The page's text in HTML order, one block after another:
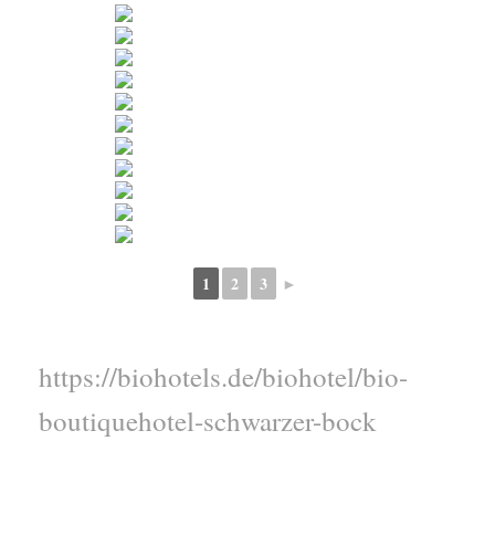
1 2 3 ►
https://biohotels.de/biohotel/bio-
boutiquehotel-schwarzer-bock